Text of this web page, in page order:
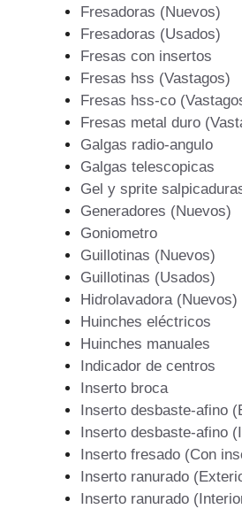
Fresadoras (Nuevos)
Fresadoras (Usados)
Fresas con insertos
Fresas hss (Vastagos)
Fresas hss-co
Fresas metal duro
Galgas radio-angulo
Galgas telescopicas
Gel y sprite
Generadores (Nuevos)
Goniometro
Guillotinas (Nuevos)
Guillotinas (Usados)
Hidrolavadora (Nuevos)
Huinches eléctricos
Huinches manuales
Indicador de centros
Inserto broca
Inserto desbaste-afino
Inserto desbaste-afino
Inserto fresado (Con
Inserto ranurado
Inserto ranurado